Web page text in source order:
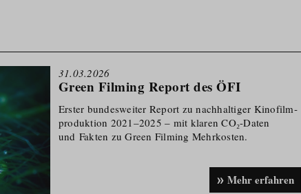
31.03.2026
Green Filming Report des ÖFI
Erster bundesweiter Report zu nachhaltiger Kinofilm­
produktion 2021–2025 – mit klaren CO₂-Daten
und Fakten zu Green Filming Mehrkosten.
Mehr erfahren